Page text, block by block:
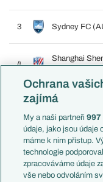
3 Sydney FC
4
Shanghai
OSMIFINÁLE
24.05.2011 12:00
Jeonbuk (KOR)
Ochrana
zajímá
My a naši partneři997
údaje, jako jsou údaje
máme k nim přístup.
technologie
zpracováváme údaje
vše nebo odvoláním